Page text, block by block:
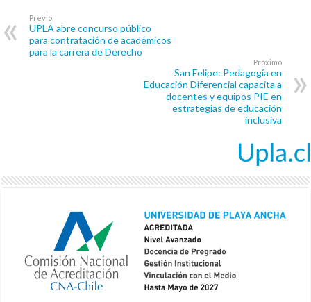
Previo
UPLA abre concurso público
para contratación de académicos
para la carrera de Derecho
Próximo
San Felipe: Pedagogía en
Educación Diferencial capacita a
docentes y equipos PIE en
estrategias de educación
inclusiva